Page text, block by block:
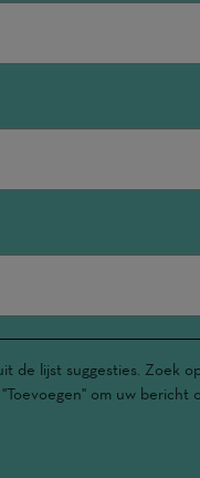
de lijst suggesties. Zoek
om uw bericht